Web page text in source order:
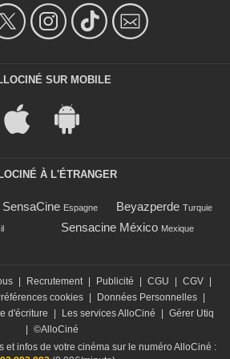
SUR MOBILE
À L'ÉTRANGER
SensaCine Espagne Beyazperde Turquie
Sensacine México Mexique
Recrutement Publicité CGU CGV
cookies Données Personnelles
d'écriture Les services AlloCiné
Gérer Utiq
©AlloCiné
et infos de votre cinéma sur le numéro AlloCiné :